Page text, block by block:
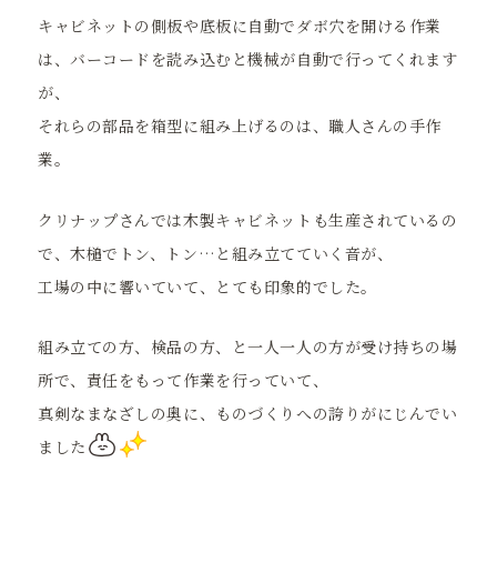
キャビネットの側板や底板に自動でダボ穴を開ける作業
は、バーコードを読み込むと機械が自動で行ってくれます
が、
それらの部品を箱型に組み上げるのは、職人さんの手作
業。
クリナップさんでは木製キャビネットも生産されているの
で、木槌でトン、トン…と組み立てていく音が、
工場の中に響いていて、とても印象的でした。
組み立ての方、検品の方、と一人一人の方が受け持ちの場
所で、責任をもって作業を行っていて、
真剣なまなざしの奥に、ものづくりへの誇りがにじんでい
ました